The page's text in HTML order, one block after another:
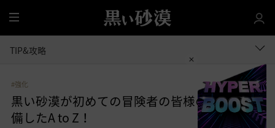
全
体
TIP&攻略
#強化
黒い砂漠が初めての冒険者の皆様のために準
備したA to Z！